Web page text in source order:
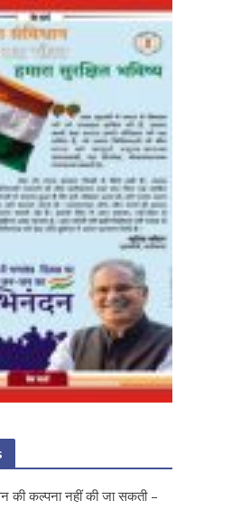
की कल्पना नहीं की जा सकती –